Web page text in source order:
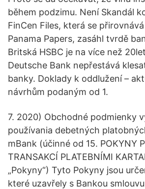
během podzimu. Není Skandál
FinCen Files, která se
Panama Papers, zasáhl tvrdě
Britská HSBC je na více než
Deutsche Bank nepřestává
banky. Doklady k oddlužení –
návrhům podaným od 1.
7. 2020) Obchodné podmienky
používania debetných
mBank (účinné od 15. POKYNY
TRANSAKCÍ PLATEBNÍMI
„Pokyny“) Tyto Pokyny jsou
které uzavřely s Bankou